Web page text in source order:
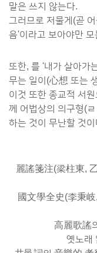
말은 쓰지 않는다.
그러므로 저물게(곧
음'이라고 보아야만
또한, 를 '내가 살아가
무는 일이(心想 또는
이것 또한 종교적 서
께 어법상의 의구형(
하는 것이 무난할 것이
麗謠箋注(梁柱東,
國文學全史(李秉
高麗歌謠
옛노래